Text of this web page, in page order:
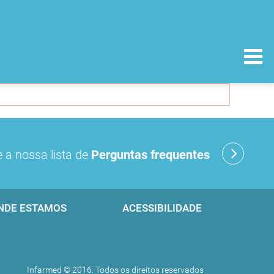
a nossa lista de Perguntas frequentes
ESTAMOS ACESSIBILIDADE
Infarmed © 2016. Todos os direitos reservados